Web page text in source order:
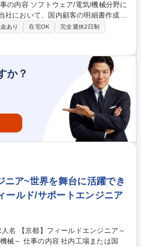
社において、国内顧客の明細書作成・
行使に係る業務（無効審判、調査、鑑
談 ◇世界を舞台にした知財戦略：案
業。一方で近年は国内顧客の開拓・拡
取り扱い量が増加。グローバル企業の
なキャリアを築けます。 募集職種
】機械・建築等分野
あり 在宅OK
完全週休2日制
か？
ニア~世界を舞台に活躍でき
ールド/サポートエンジニア
または国